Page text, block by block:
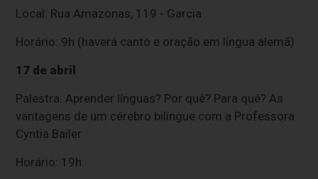
Local: Rua Amazonas, 119 - Garcia
Horário: 9h (haverá canto e oração em língua alemã)
17 de abril
Palestra: Aprender línguas? Por quê? Para quê? As
vantagens de um cérebro bilíngue com a Professora
Cyntia Bailer
Horário: 19h